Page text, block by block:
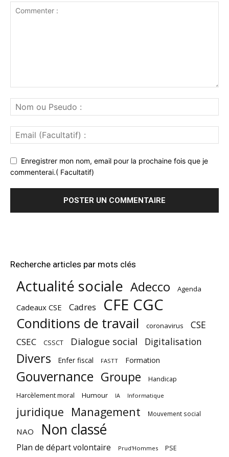
Enregistrer mon nom, email pour la prochaine fois que je
commenterai.( Facultatif)
Recherche articles par mots clés
Actualité sociale Adecco Agenda
Cadeaux CSE Cadres CFE CGC
Conditions de travail coronavirus CSE
CSEC CSSCT Dialogue social Digitalisation
Divers Enfer fiscal FASTT Formation
Gouvernance Groupe Handicap
Harcèlement moral Humour IA Informatique
juridique Management Mouvement social
NAO Non classé
Plan de départ volontaire Prud'Hommes PSE